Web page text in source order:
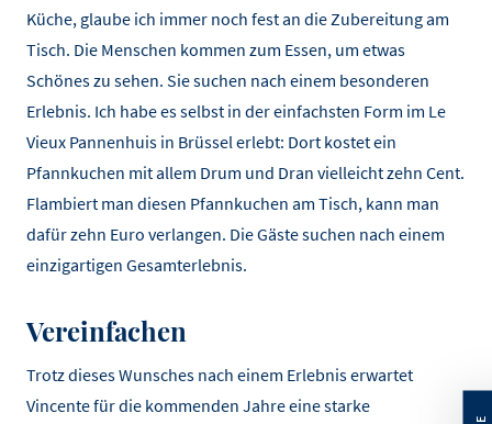
Küche, glaube ich immer noch fest an die Zubereitung am
Tisch. Die Menschen kommen zum Essen, um etwas
Schönes zu sehen. Sie suchen nach einem besonderen
Erlebnis. Ich habe es selbst in der einfachsten Form im Le
Vieux Pannenhuis in Brüssel erlebt: Dort kostet ein
Pfannkuchen mit allem Drum und Dran vielleicht zehn Cent.
Flambiert man diesen Pfannkuchen am Tisch, kann man
dafür zehn Euro verlangen. Die Gäste suchen nach einem
einzigartigen Gesamterlebnis.
Vereinfachen
Trotz dieses Wunsches nach einem Erlebnis erwartet
Vincente für die kommenden Jahre eine starke